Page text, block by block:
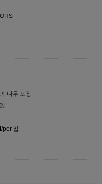
나무 포장
per 입